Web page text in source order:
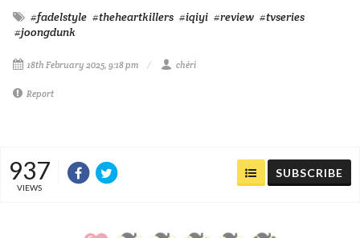
#fadelstyle #theheartkillers #iqiyi #review #tvseries
#joongdunk
18th February 2025, 9:18 pm chéri
Report
937
VIEWS
SUBSCRIBE